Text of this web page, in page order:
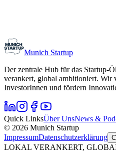
Early-Stage
Munich Startup
Der zentrale Hub für das Startup-
verankert, global ambitioniert. Wir
InvestorInnen und fördern
Quick LinksÜber UnsNews &
© 2026 Munich Startup
ImpressumDatenschutzerklärung
LOKAL VERANKERT,